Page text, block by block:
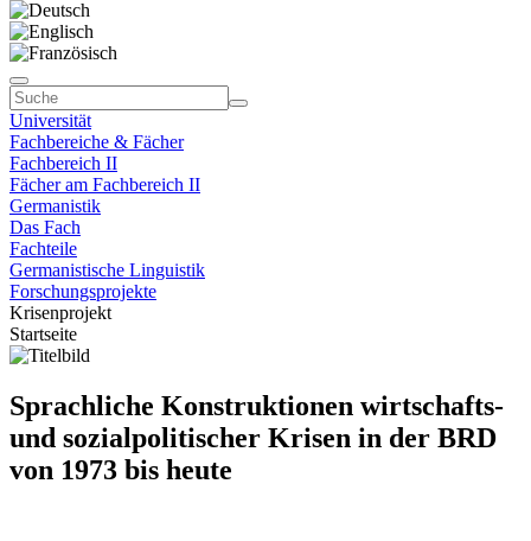
Universität
Fachbereiche & Fächer
Fachbereich II
Fächer am Fachbereich II
Germanistik
Das Fach
Fachteile
Germanistische Linguistik
Forschungsprojekte
Krisenprojekt
Startseite
Sprachliche Konstruktionen wirtschafts-
und sozialpolitischer Krisen in der BRD
von 1973 bis heute